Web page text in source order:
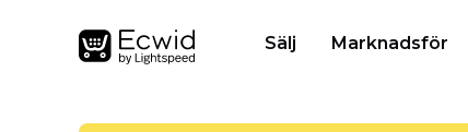
Sälj Marknadsför